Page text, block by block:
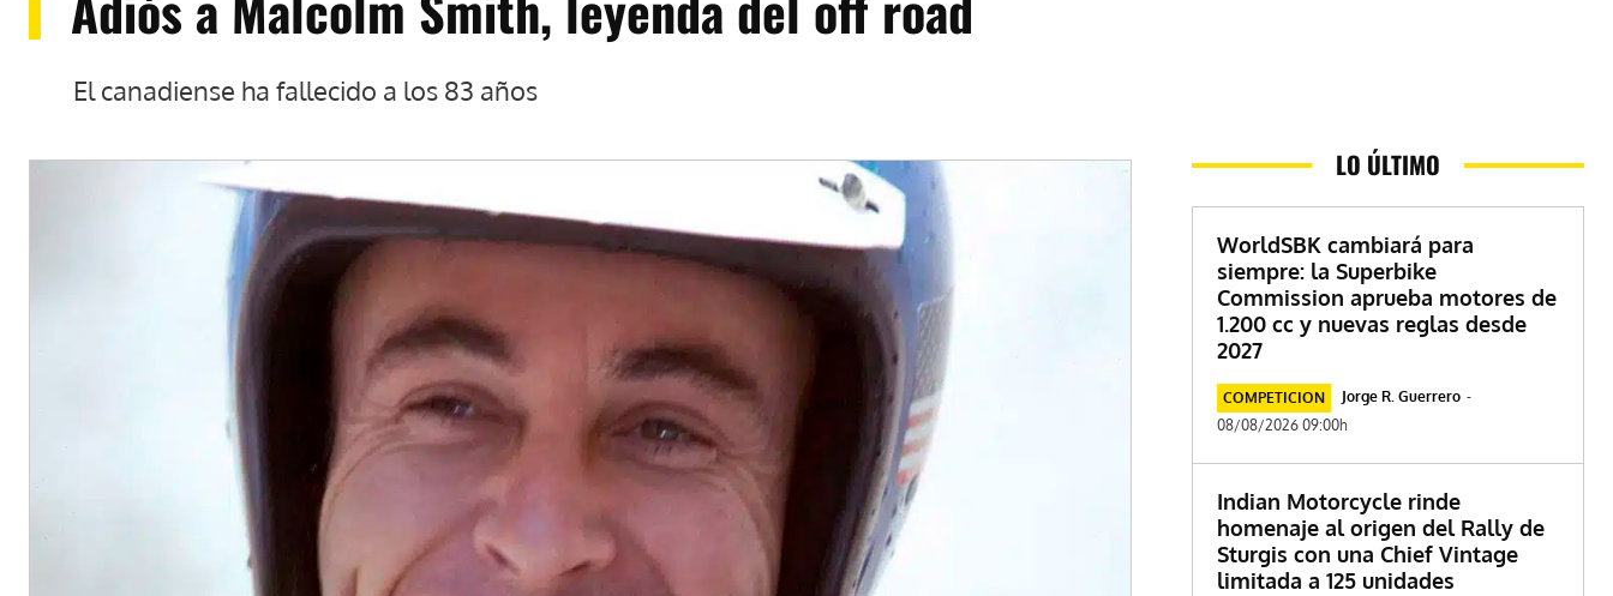
El canadiense ha fallecido a los 83 años
LO ÚLTIMO
WorldSBK cambiará para
siempre: la Superbike
Commission aprueba motores de
1.200 cc y nuevas reglas desde
2027
COMPETICION Jorge R. Guerrero -
08/08/2026 09:00h
Indian Motorcycle rinde
homenaje al origen del Rally de
Sturgis con una Chief Vintage
limitada a 125 unidades